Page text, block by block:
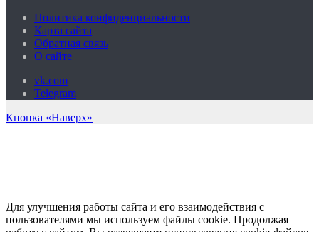
Политика конфиденциальности
Карта сайта
Обратная связь
О сайте
vk.com
Telegram
Кнопка «Наверх»
Для улучшения работы сайта и его взаимодействия с
пользователями мы используем файлы cookie. Продолжая